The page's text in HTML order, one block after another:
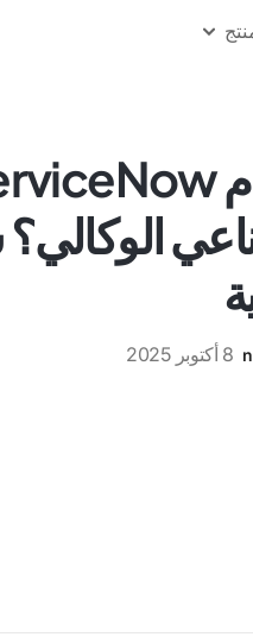
8 أكتوبر 2025